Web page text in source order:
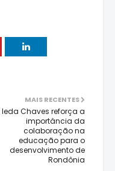
MAIS RECENTES
Ieda Chaves reforça a
importância da
colaboração na
educação para o
desenvolvimento de
Rondônia